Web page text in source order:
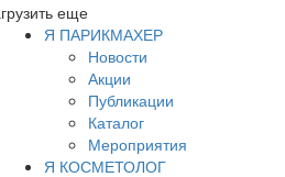
еще
Я ПАРИКМАХЕР
Новости
Акции
Публикации
Каталог
Мероприятия
Я КОСМЕТОЛОГ